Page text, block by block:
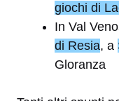
giochi di
In Val
di Resia, a
Gloranza